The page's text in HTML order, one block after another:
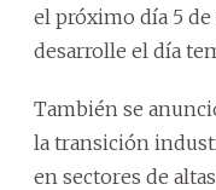
el próximo día 5
desarrolle el día
También se
la transición
en sectores de